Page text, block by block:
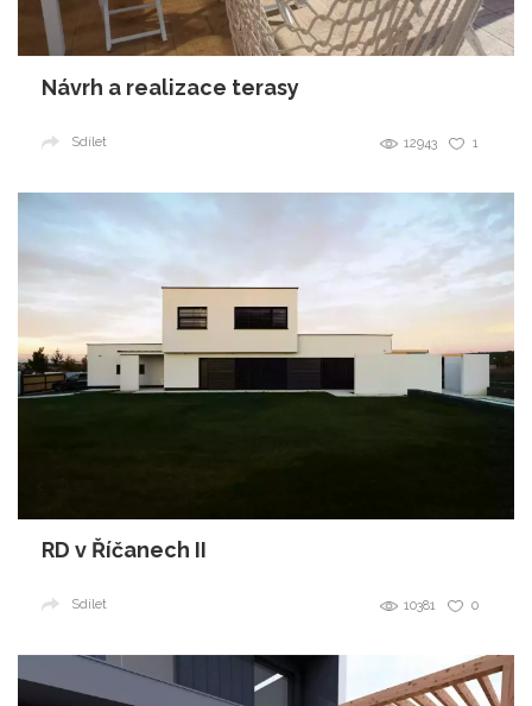
Návrh a realizace terasy
1
12943
Sdílet
RD v Říčanech II
0
10381
Sdílet